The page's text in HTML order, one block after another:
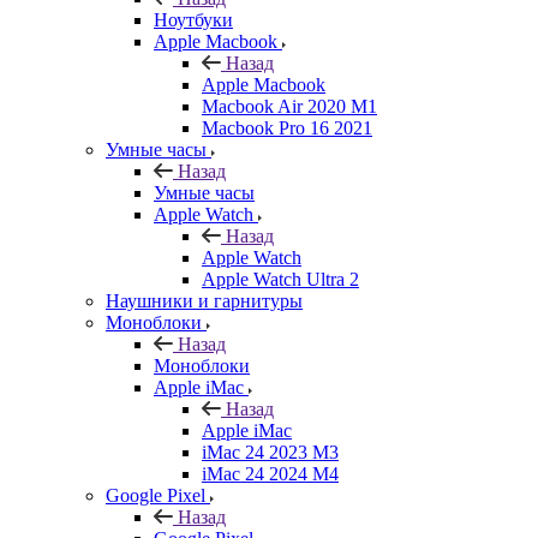
Ноутбуки
Apple Macbook
Назад
Apple Macbook
Macbook Air 2020 M1
Macbook Pro 16 2021
Умные часы
Назад
Умные часы
Apple Watch
Назад
Apple Watch
Apple Watch Ultra 2
Наушники и гарнитуры
Моноблоки
Назад
Моноблоки
Apple iMac
Назад
Apple iMac
iMac 24 2023 M3
iMac 24 2024 M4
Google Pixel
Назад